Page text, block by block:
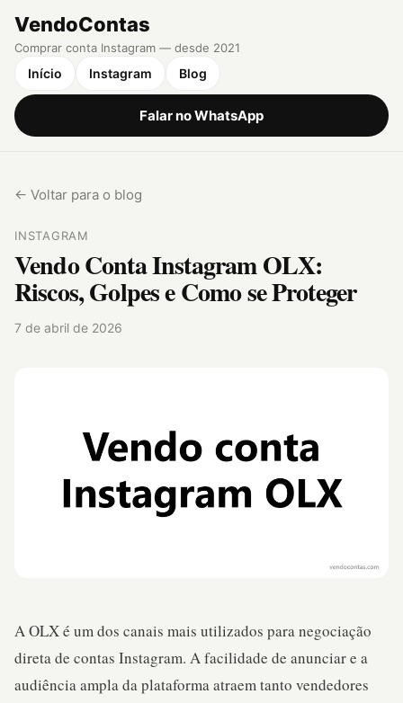
VendoContas
Comprar conta Instagram — desde 2021
Início Instagram Blog
Falar no WhatsApp
← Voltar para o blog
INSTAGRAM
Vendo Conta Instagram OLX:
Riscos, Golpes e Como se Proteger
7 de abril de 2026
A OLX é um dos canais mais utilizados para negociação
direta de contas Instagram. A facilidade de anunciar e a
audiência ampla da plataforma atraem tanto vendedores